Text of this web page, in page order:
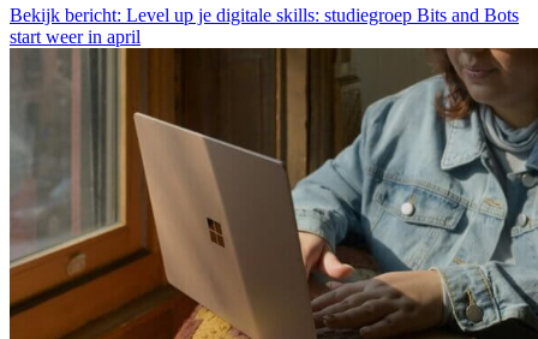
Bekijk bericht: Level up je digitale skills: studiegroep Bits and Bots
start weer in april